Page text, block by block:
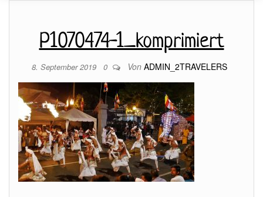
P1070474-1_komprimiert
8. September 2019 0 Von ADMIN_2TRAVELERS